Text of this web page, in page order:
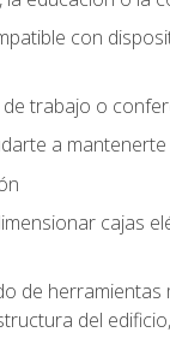
con
trabajo o
a
cajas
de herramientas
del